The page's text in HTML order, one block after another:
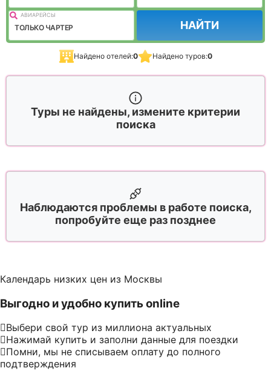
АВИАРЕЙСЫ
ТОЛЬКО ЧАРТЕР НАЙТИ
Найдено отелей:0 Найдено туров:0
Туры не найдены, измените критерии
поиска
Наблюдаются проблемы в работе поиска,
попробуйте еще раз позднее
Календарь низких цен из Москвы
Выгодно и удобно купить online
Выбери свой тур из миллиона актуальных
Нажимай купить и заполни данные для поездки
Помни, мы не списываем оплату до полного
подтверждения